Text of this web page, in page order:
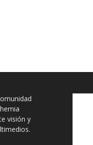
visión y